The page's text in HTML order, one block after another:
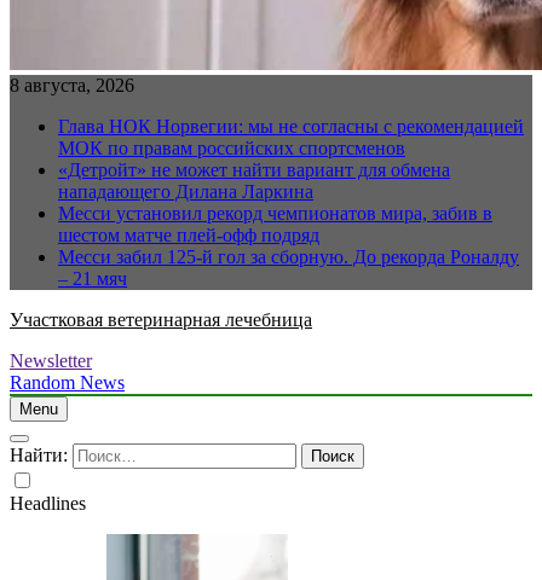
8 августа, 2026
Глава НОК Норвегии: мы не согласны с рекомендацией
МОК по правам российских спортсменов
«Детройт» не может найти вариант для обмена
нападающего Дилана Ларкина
Месси установил рекорд чемпионатов мира, забив в
шестом матче плей‑офф подряд
Месси забил 125-й гол за сборную. До рекорда Роналду
– 21 мяч
Участковая ветеринарная лечебница
Newsletter
Random News
Menu
Найти:
Headlines